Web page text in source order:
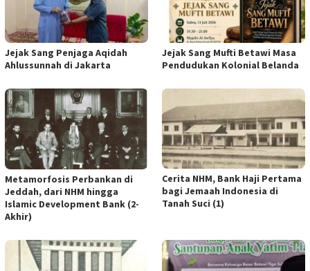
Jejak Sang Penjaga Aqidah
Ahlussunnah di Jakarta
Jejak Sang Mufti Betawi Masa
Pendudukan Kolonial Belanda
Metamorfosis Perbankan di
Jeddah, dari NHM hingga
Islamic Development Bank (2-
Akhir)
Cerita NHM, Bank Haji Pertama
bagi Jemaah Indonesia di
Tanah Suci (1)